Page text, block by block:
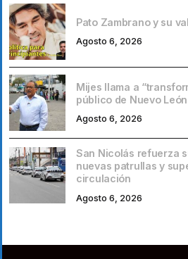
Pato Zambrano y su
Agosto 6, 2026
Mijes llama a
público de Nuevo León
Agosto 6, 2026
San Nicolás refuerza
nuevas patrullas y
circulación
Agosto 6, 2026